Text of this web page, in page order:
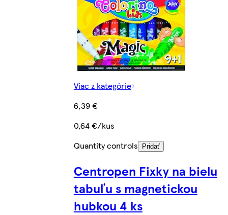
Viac z kategórie
6,39 €
0,64 €/kus
Quantity controls
Pridať
Centropen Fixky na bielu
tabuľu s magnetickou
hubkou 4 ks